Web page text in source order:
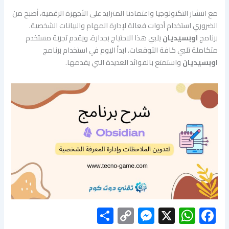
مع انتشار التكنولوجيا واعتمادنا المتزايد على الأجهزة الرقمية، أصبح من
الضروري استخدام أدوات فعالة لإدارة المهام والبيانات الشخصية.
برنامجاوبسيديانيلبي هذا الاحتياج بجدارة، ويقدم تجربة مستخدم
متكاملة تلبي كافة التوقعات. ابدأ اليوم في استخدام برنامج
اوبسيديانواستمتع بالفوائد العديدة التي يقدمها.
F
W
X
M
C